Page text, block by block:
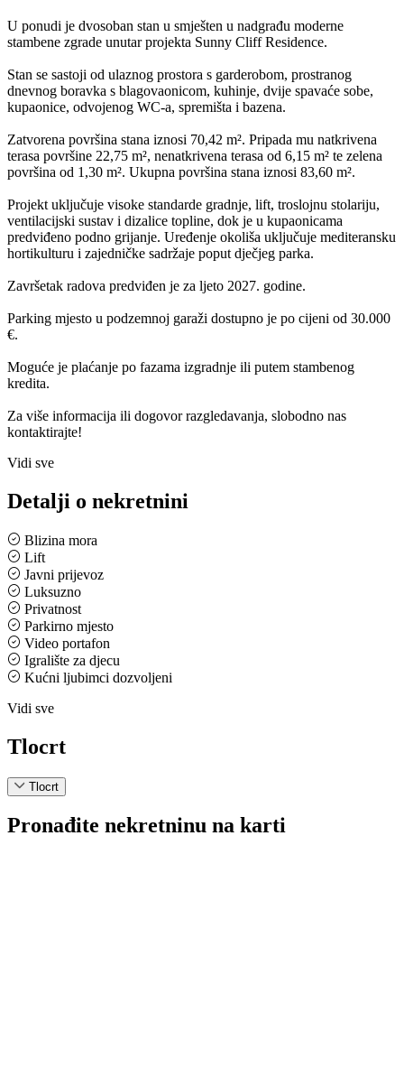
U ponudi je dvosoban stan u smješten u nadgrađu moderne
stambene zgrade unutar projekta Sunny Cliff Residence.
Stan se sastoji od ulaznog prostora s garderobom, prostranog
dnevnog boravka s blagovaonicom, kuhinje, dvije spavaće sobe,
kupaonice, odvojenog WC-a, spremišta i bazena.
Zatvorena površina stana iznosi 70,42 m². Pripada mu natkrivena
terasa površine 22,75 m², nenatkrivena terasa od 6,15 m² te zelena
površina od 1,30 m². Ukupna površina stana iznosi 83,60 m².
Projekt uključuje visoke standarde gradnje, lift, troslojnu stolariju,
ventilacijski sustav i dizalice topline, dok je u kupaonicama
predviđeno podno grijanje. Uređenje okoliša uključuje mediteransku
hortikulturu i zajedničke sadržaje poput dječjeg parka.
Završetak radova predviđen je za ljeto 2027. godine.
Parking mjesto u podzemnoj garaži dostupno je po cijeni od 30.000
€.
Moguće je plaćanje po fazama izgradnje ili putem stambenog
kredita.
Za više informacija ili dogovor razgledavanja, slobodno nas
kontaktirajte!
Vidi sve
Detalji o nekretnini
Blizina mora
Lift
Javni prijevoz
Luksuzno
Privatnost
Parkirno mjesto
Video portafon
Igralište za djecu
Kućni ljubimci dozvoljeni
Vidi sve
Tlocrt
Tlocrt
Pronađite nekretninu na karti